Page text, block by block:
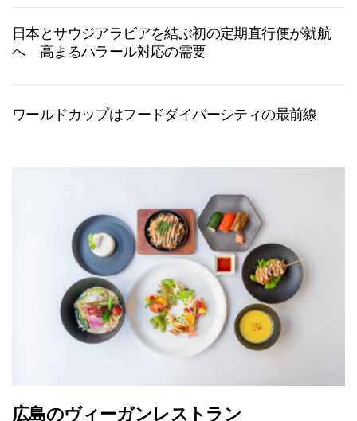
日本とサウジアラビアを結ぶ初の定期直行便が就航
へ 高まるハラール対応の需要
ワールドカップはフードダイバーシティの最前線
広島のヴィーガンレストラン